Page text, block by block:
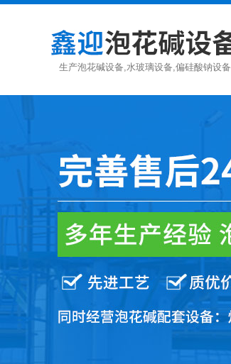
生产泡花碱设备,水玻璃设备,偏硅酸钠设备